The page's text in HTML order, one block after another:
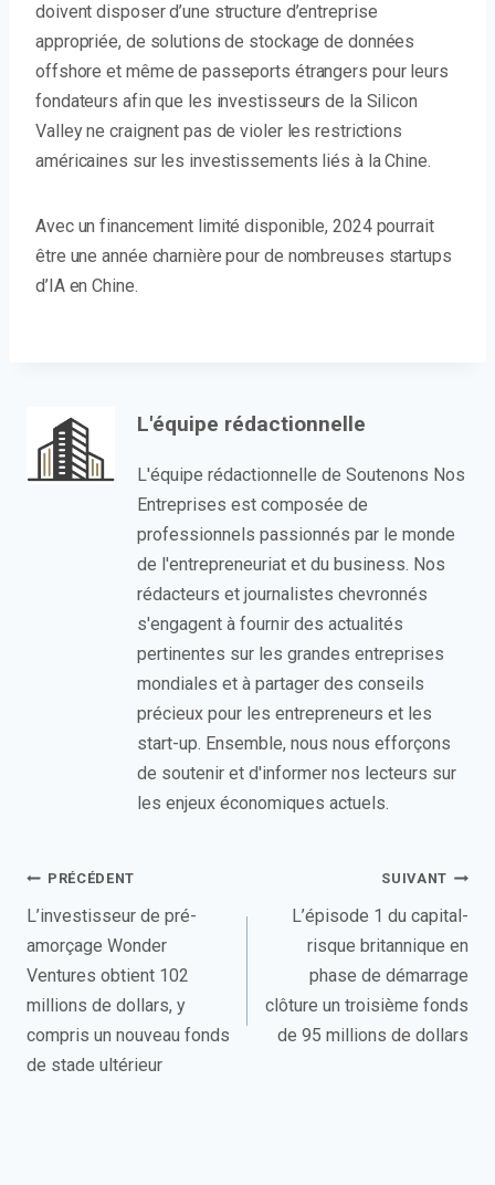
doivent disposer d’une structure d’entreprise
appropriée, de solutions de stockage de données
offshore et même de passeports étrangers pour leurs
fondateurs afin que les investisseurs de la Silicon
Valley ne craignent pas de violer les restrictions
américaines sur les investissements liés à la Chine.
Avec un financement limité disponible, 2024 pourrait
être une année charnière pour de nombreuses startups
d’IA en Chine.
L'équipe rédactionnelle
L'équipe rédactionnelle de Soutenons Nos
Entreprises est composée de
professionnels passionnés par le monde
de l'entrepreneuriat et du business. Nos
rédacteurs et journalistes chevronnés
s'engagent à fournir des actualités
pertinentes sur les grandes entreprises
mondiales et à partager des conseils
précieux pour les entrepreneurs et les
start-up. Ensemble, nous nous efforçons
de soutenir et d'informer nos lecteurs sur
les enjeux économiques actuels.
Navigation
de
l’article
PRÉCÉDENT
L’investisseur de pré-
amorçage Wonder
Ventures obtient 102
millions de dollars, y
compris un nouveau fonds
de stade ultérieur
SUIVANT
L’épisode 1 du capital-
risque britannique en
phase de démarrage
clôture un troisième fonds
de 95 millions de dollars